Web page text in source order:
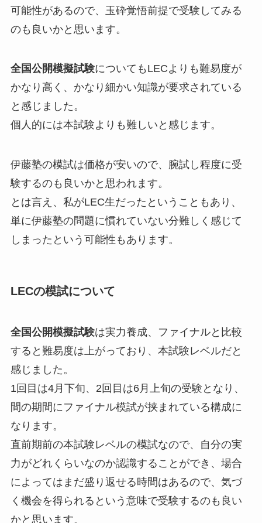
可能性があるので、玉砕覚悟前提で受験してみる
のも良いかと思います。
全国公開模擬試験についてもLECよりも難易度が
かなり高く、かなり細かい知識が要求されている
と感じました。
個人的には本試験よりも難しいと感じます。
伊藤塾の模試は価格が安いので、腕試し程度に受
験するのも良いかと思われます。
とは言え、私がLEC生だったということもあり、
単に伊藤塾の問題に慣れていない分難しく感じて
しまったという可能性もあります。
LECの模試について
全国公開模擬試験は実力養成、ファイナルと比較
すると難易度は上がっており、本試験レベルだと
感じました。
1回目は4月下旬、2回目は6月上旬の受験となり、
間の期間にファイナル模試が挟まれている構成に
なります。
直前期前の本試験レベルの模試なので、自分の実
力がどれくらいなのか認識することができ、場合
によってはまだ盛り返せる時間はあるので、気づ
く機会を得られるという意味で受験するのも良い
かと思います。